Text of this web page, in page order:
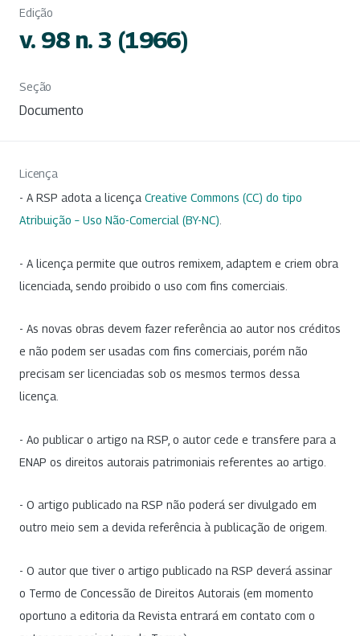
Edição
v. 98 n. 3 (1966)
Seção
Documento
Licença
- A RSP adota a licença Creative Commons (CC) do tipo
Atribuição – Uso Não-Comercial (BY-NC)
- A licença permite que outros remixem, adaptem e criem obra
licenciada, sendo proibido o uso com fins comerciais.
- As novas obras devem fazer referência ao autor nos créditos
e não podem ser usadas com fins comerciais, porém não
precisam ser licenciadas sob os mesmos termos dessa
licença.
- Ao publicar o artigo na RSP, o autor cede e transfere para a
ENAP os direitos autorais patrimoniais referentes ao artigo.
- O artigo publicado na RSP não poderá ser divulgado em
outro meio sem a devida referência à publicação de origem.
- O autor que tiver o artigo publicado na RSP deverá assinar
o Termo de Concessão de Direitos Autorais (em momento
oportuno a editoria da Revista entrará em contato com o